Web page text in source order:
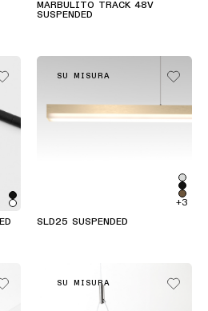
MARBULITO TRACK 48V
SUSPENDED
SU MISURA
+3
SLD25 SUSPENDED
SU MISURA